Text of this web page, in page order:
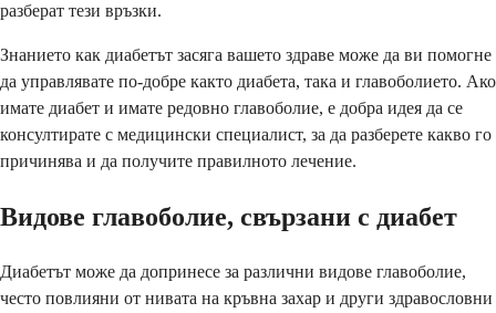
разберат тези връзки.
Знанието как диабетът засяга вашето здраве може да ви помогне
да управлявате по-добре както диабета, така и главоболието. Ако
имате диабет и имате редовно главоболие, е добра идея да се
консултирате с медицински специалист, за да разберете какво го
причинява и да получите правилното лечение.
Видове главоболие, свързани с диабет
Диабетът може да допринесе за различни видове главоболие,
често повлияни от нивата на кръвна захар и други здравословни